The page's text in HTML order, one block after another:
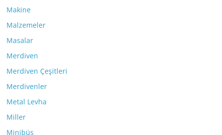
Makine
Malzemeler
Masalar
Merdiven
Merdiven Çeşitleri
Merdivenler
Metal Levha
Miller
Minibüs